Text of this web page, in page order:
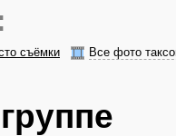
съёмки
Все фото